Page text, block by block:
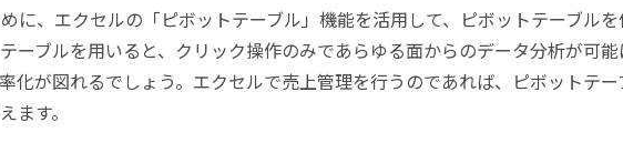
に、エクセルの「ピボットテーブル」機能を活用して、ピボットテーブル
ーブルを用いると、クリック操作のみであらゆる面からのデータ分析が可能
化が図れるでしょう。エクセルで売上管理を行うのであれば、ピボットテー
ます。